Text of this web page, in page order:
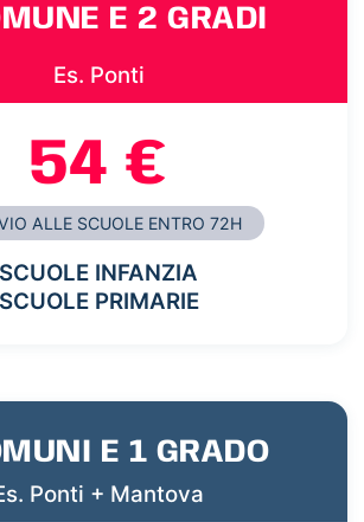
E 2 GRADI
Es. Ponti
54 €
ALLE SCUOLE ENTRO 72H
SCUOLE INFANZIA
SCUOLE PRIMARIE
E 1 GRADO
Ponti + Mantova